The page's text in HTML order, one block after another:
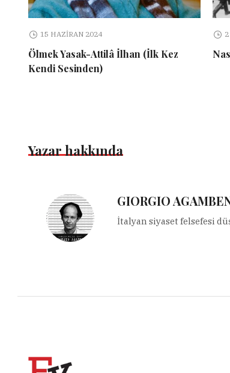
15 HAZIRAN 2024
Ölmek Yasak-Attilâ İlhan (İlk Kez
Kendi Sesinden)
Yazar hakkında
GIORGIO
İtalyan siyaset felsefesi